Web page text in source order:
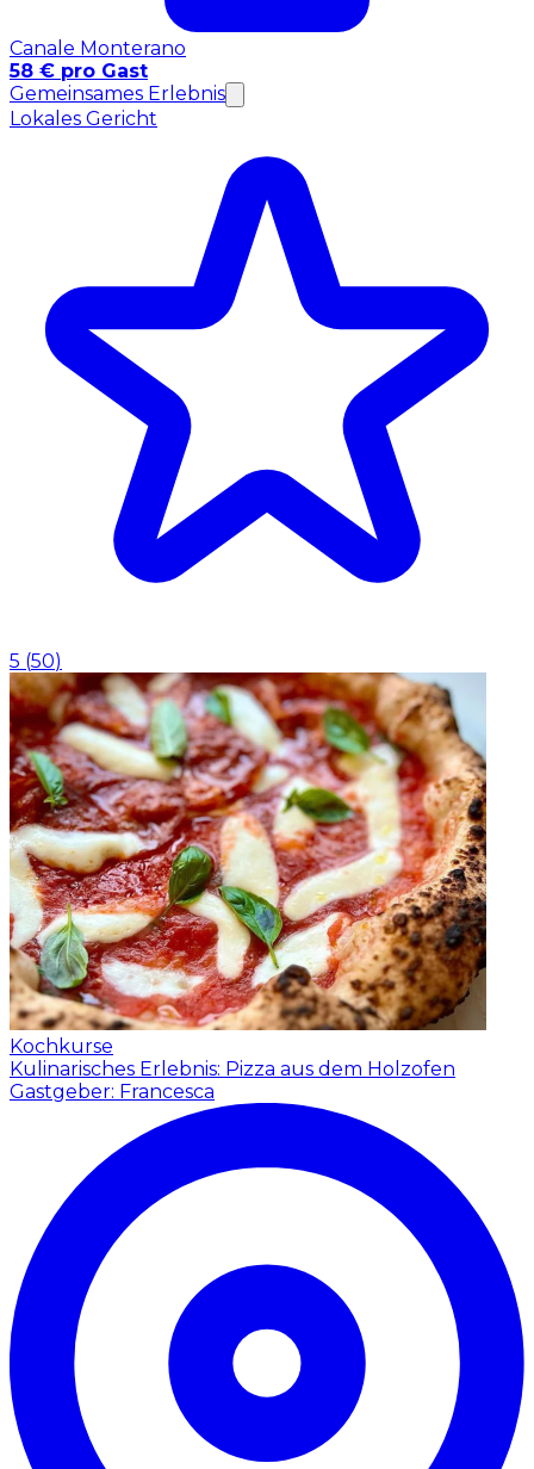
Canale Monterano
58 € pro Gast
Gemeinsames Erlebnis
Lokales Gericht
5 (50)
Kochkurse
Kulinarisches Erlebnis: Pizza aus dem Holzofen
Gastgeber: Francesca